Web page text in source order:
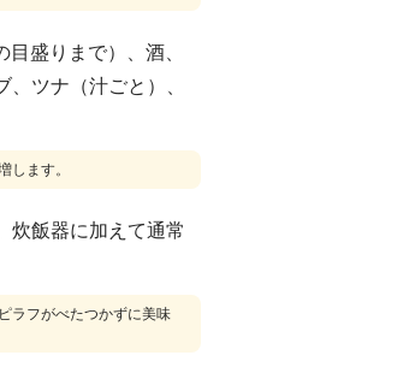
盛りまで）、酒、
ツナ（汁ごと）、
ます。
炊飯器に加えて通常
ラフがべたつかずに美味